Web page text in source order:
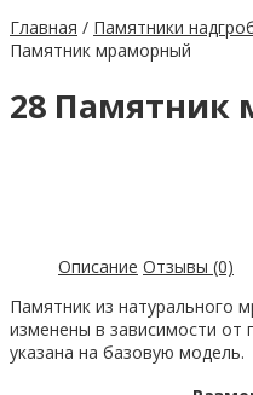
Главная / Памятники
Памятник мраморный
28 Памятник
Описание Отзывы (0)
Памятник из натурального
изменены в зависимости от
указана на базовую модель.